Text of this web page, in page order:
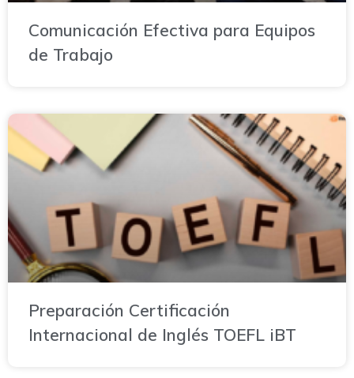
Comunicación Efectiva para Equipos
de Trabajo
Preparación Certificación
Internacional de Inglés TOEFL iBT